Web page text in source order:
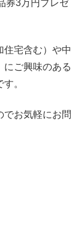
券3万円プレゼ
住宅含む）や中
にご興味のある
。
でお気軽にお問